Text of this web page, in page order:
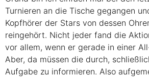
Turnieren an die Tische gegangen
Kopfhörer der Stars von dessen
reingehört. Nicht jeder fand die
vor allem, wenn er gerade in einer
Aber, da müssen die durch,
Aufgabe zu informieren. Also